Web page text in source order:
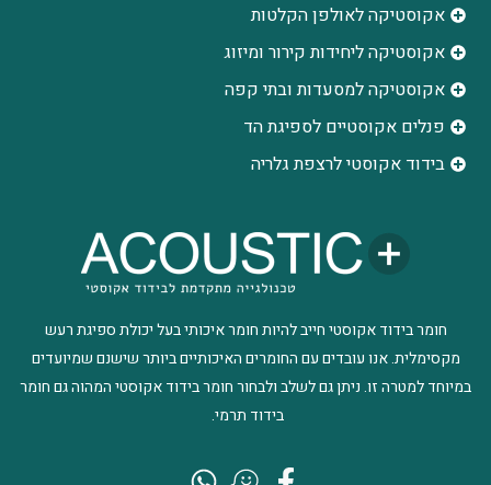
חומר בידוד אקוסטי חייב להיות חומר איכותי בעל יכולת ספיגת רעש
מקסימלית. אנו עובדים עם החומרים האיכותיים ביותר שישנם שמיועדים
במיוחד למטרה זו. ניתן גם לשלב ולבחור חומר בידוד אקוסטי המהוה גם חומר
בידוד תרמי.
אקוסטיקה לאולפן הקלטות
‫אקוסטיקה ליחידות קירור ומיזוג
אקוסטיקה למסעדות ובתי קפה
פנלים אקוסטיים לספיגת הד
בידוד אקוסטי לרצפת גלריה